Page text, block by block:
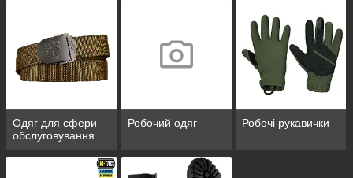
Одяг для сфери
обслуговування
Робочий одяг Робочі рукавички